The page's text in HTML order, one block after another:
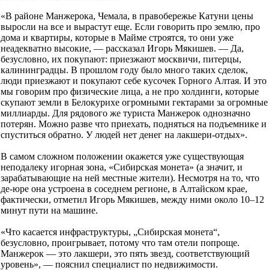
«В районе Манжерока, Чемала, в правобережье Катуни цены
выросли на все и вырастут еще. Если говорить про землю, про
дома и квартиры, которые в Майме строятся, то они уже
неадекватно высокие, — рассказал Игорь Мякишев. — Да,
безусловно, их покупают: приезжают москвичи, питерцы,
калининградцы. В прошлом году было много таких сделок,
люди приезжают и покупают себе кусочек Горного Алтая. И это
мы говорим про физические лица, а не про холдинги, которые
скупают земли в Белокурихе огромными гектарами за огромные
миллиарды. Для рядового же туриста Манжерок однозначно
потерян. Можно разве что приехать, подняться на подъемнике и
спуститься обратно. У людей нет денег на лакшери-отдых».
В самом сложном положении окажется уже существующая
неподалеку игорная зона, «Сибирская монета» (а значит, и
зарабатывающие на ней местные жители). Несмотря на то, что
де-юре она устроена в соседнем регионе, в Алтайском крае,
фактически, отметил Игорь Мякишев, между ними около 10–12
минут пути на машине.
«Что касается инфраструктуры, „Сибирская монета“,
безусловно, проигрывает, потому что там отели попроще.
Манжерок — это лакшери, это пять звезд, соответствующий
уровень», — пояснил специалист по недвижимости.